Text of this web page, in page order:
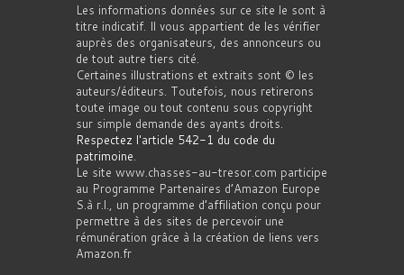
Les informations données sur ce site le sont à
titre indicatif. Il vous appartient de les vérifier
auprès des organisateurs, des annonceurs ou
de tout autre tiers cité.
Certaines illustrations et extraits sont © les
auteurs/éditeurs. Toutefois, nous retirerons
toute image ou tout contenu sous copyright
sur simple demande des ayants droits.
Respectez l'article 542-1 du code du
patrimoine.
Le site www.chasses-au-tresor.com participe
au Programme Partenaires d’Amazon Europe
S.à r.l., un programme d’affiliation conçu pour
permettre à des sites de percevoir une
rémunération grâce à la création de liens vers
Amazon.fr